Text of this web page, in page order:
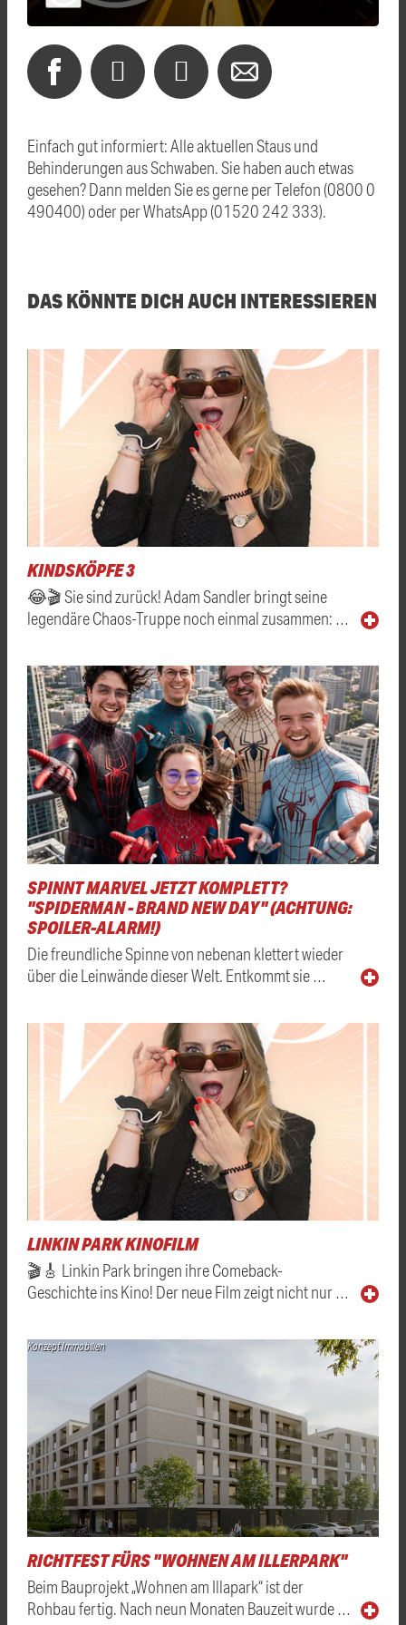
Einfach gut informiert: Alle aktuellen Staus und
Behinderungen aus Schwaben. Sie haben auch etwas
gesehen? Dann melden Sie es gerne per Telefon (0800 0
490400) oder per WhatsApp (01520 242 333).
DAS KÖNNTE DICH AUCH INTERESSIEREN
KINDSKÖPFE 3
😂🎬 Sie sind zurück! Adam Sandler bringt seine
legendäre Chaos-Truppe noch einmal zusammen: …
SPINNT MARVEL JETZT KOMPLETT?
"SPIDERMAN - BRAND NEW DAY" (ACHTUNG:
SPOILER-ALARM!)
Die freundliche Spinne von nebenan klettert wieder
über die Leinwände dieser Welt. Entkommt sie …
LINKIN PARK KINOFILM
🎬🎸 Linkin Park bringen ihre Comeback-
Geschichte ins Kino! Der neue Film zeigt nicht nur …
Konzept Immobilien
RICHTFEST FÜRS "WOHNEN AM ILLERPARK"
Beim Bauprojekt „Wohnen am Illapark“ ist der
Rohbau fertig. Nach neun Monaten Bauzeit wurde …